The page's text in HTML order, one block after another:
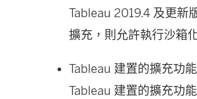
Tableau 2019.4 及更新
擴充，則允許執行沙箱
Tableau 建置的擴充功
Tableau 建置的擴充功